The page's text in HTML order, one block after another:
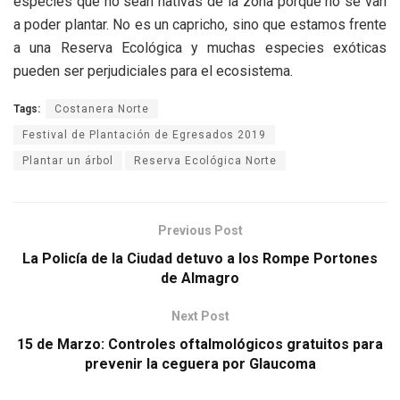
a poder plantar. No es un capricho, sino que estamos frente
a una Reserva Ecológica y muchas especies exóticas
pueden ser perjudiciales para el ecosistema.
Tags: Costanera Norte
Festival de Plantación de Egresados 2019
Plantar un árbol Reserva Ecológica Norte
Previous Post
La Policía de la Ciudad detuvo a los Rompe Portones
de Almagro
Next Post
15 de Marzo: Controles oftalmológicos gratuitos para
prevenir la ceguera por Glaucoma